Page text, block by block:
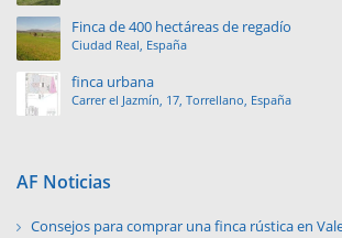
Finca de 400 hectáreas de regadío
Ciudad Real, España
finca urbana
Carrer el Jazmín, 17, Torrellano, España
AF Noticias
Consejos para comprar una finca rústica en